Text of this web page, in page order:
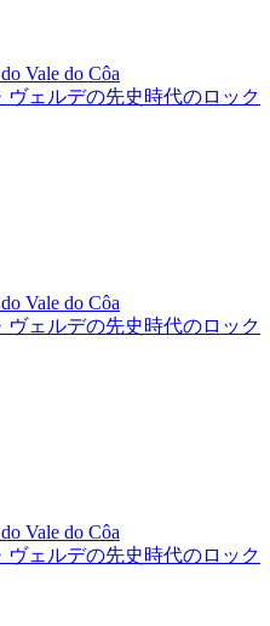
Vale do Côa
ヴェルデの先史時代のロック
Vale do Côa
ヴェルデの先史時代のロック
Vale do Côa
ヴェルデの先史時代のロック